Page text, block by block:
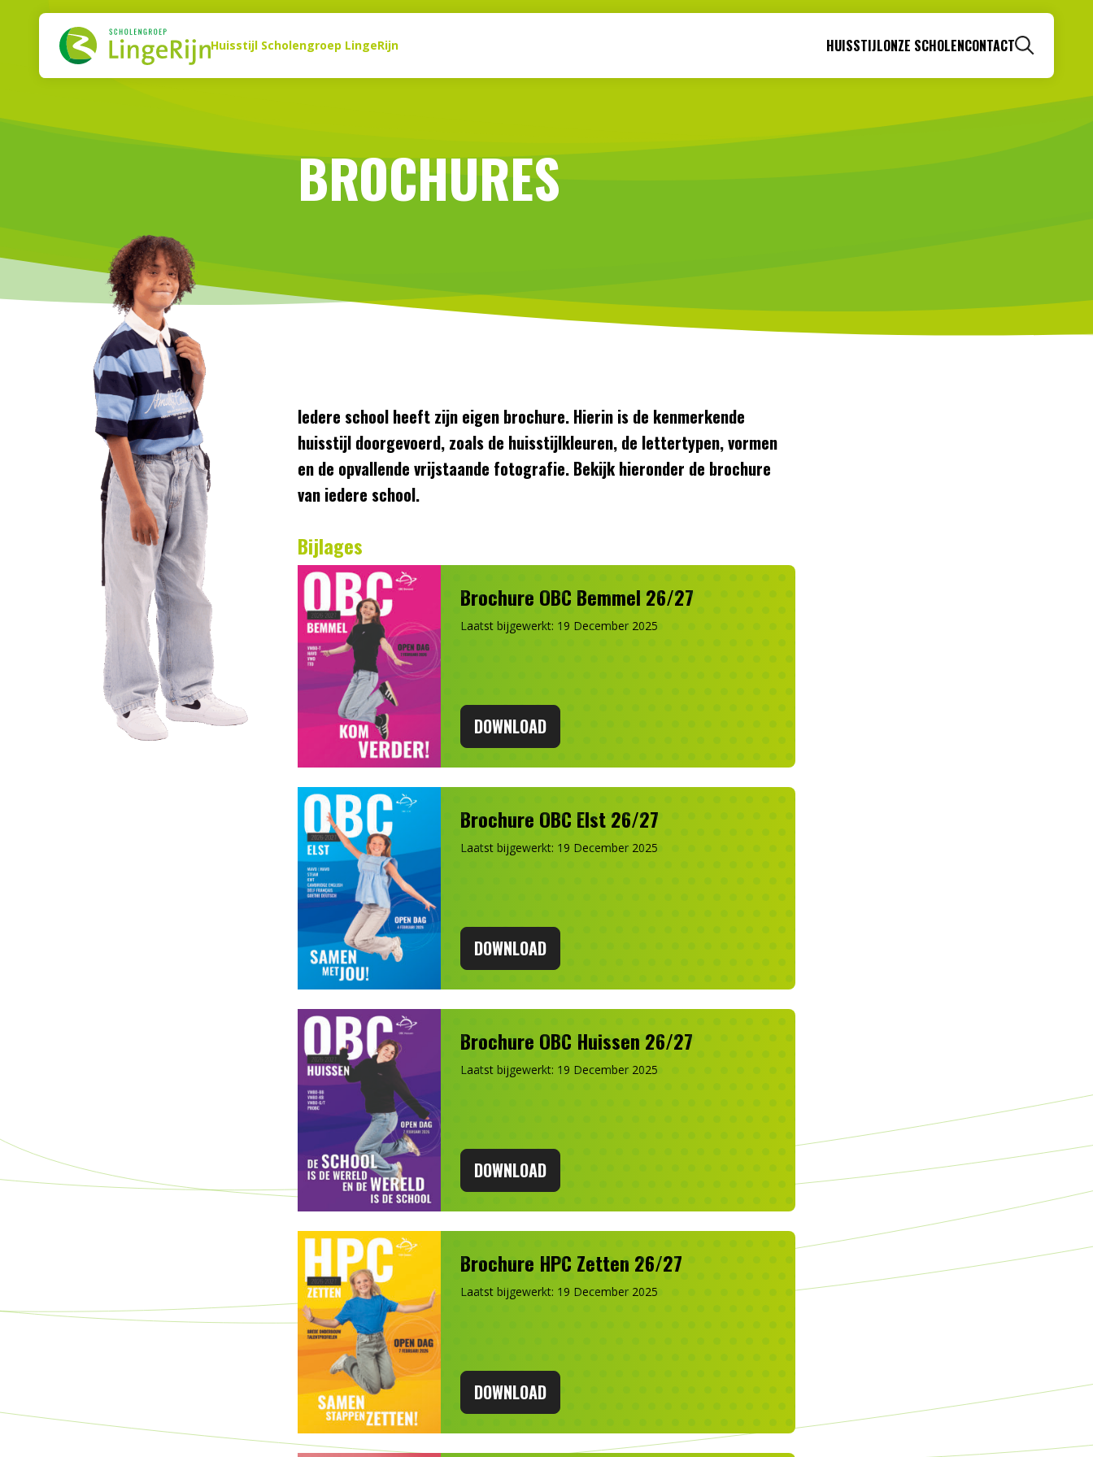
Naar de inhoud
Huisstijl Scholengroep LingeRijn HUISSTIJLONZE SCHOLENCONTACT
Zoeken
BROCHURES
Iedere school heeft zijn eigen brochure. Hierin is de kenmerkende
huisstijl doorgevoerd, zoals de huisstijlkleuren, de lettertypen, vormen
en de opvallende vrijstaande fotografie. Bekijk hieronder de brochure
van iedere school.
Bijlages
Brochure OBC Bemmel 26/27
Laatst bijgewerkt: 19 December 2025
DOWNLOAD
Brochure OBC Elst 26/27
Laatst bijgewerkt: 19 December 2025
DOWNLOAD
Brochure OBC Huissen 26/27
Laatst bijgewerkt: 19 December 2025
DOWNLOAD
Brochure HPC Zetten 26/27
Laatst bijgewerkt: 19 December 2025
DOWNLOAD